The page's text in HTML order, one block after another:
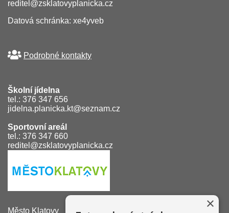
reditel@zsklatovyplanicka.cz
Datová schránka: xe4yveb
Podrobné kontakty
Školní jídelna
tel.: 376 347 656
jidelna.planicka.kt@seznam.cz
Sportovní areál
tel.: 376 347 660
reditel@zsklatovyplanicka.cz
Město Klatovy ×